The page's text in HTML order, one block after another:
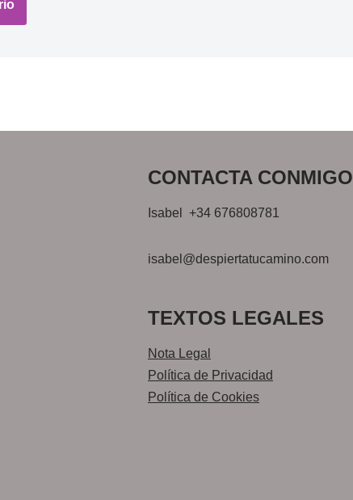
CONTACTA CONMIGO
Isabel +34 676808781
isabel@despiertatucamino.com
TEXTOS LEGALES
Nota Legal
Política de Privacidad
Política de Cookies